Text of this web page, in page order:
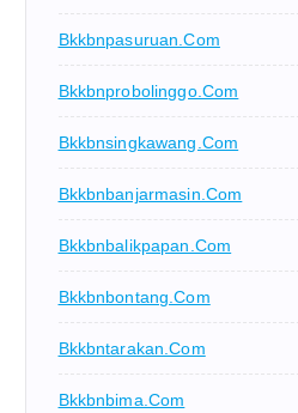
Bkkbnpasuruan.com
Bkkbnprobolinggo.com
Bkkbnsingkawang.com
Bkkbnbanjarmasin.com
Bkkbnbalikpapan.com
Bkkbnbontang.com
Bkkbntarakan.com
Bkkbnbima.com